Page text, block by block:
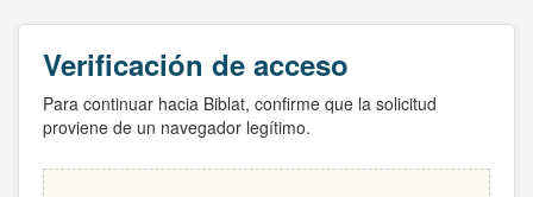
Verificación de acceso
Para continuar hacia Biblat, confirme que la solicitud
proviene de un navegador legítimo.